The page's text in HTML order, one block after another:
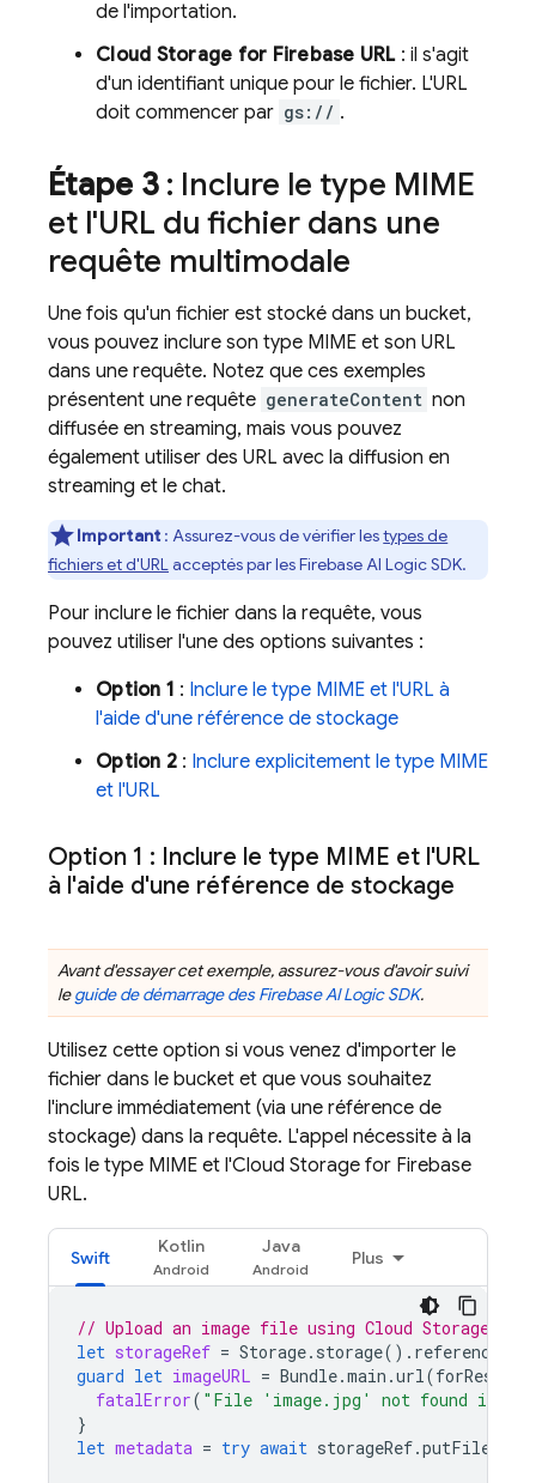
de l'importation.
Cloud Storage for Firebase URL: il s'agit
d'un identifiant unique pour le fichier. L'URL
doit commencer par gs:// .
Étape 3: Inclure le type MIME
et l'URL du fichier dans une
requête multimodale
Une fois qu'un fichier est stocké dans un bucket,
vous pouvez inclure son type MIME et son URL
dans une requête. Notez que ces exemples
présentent une requête generateContent non
diffusée en streaming, mais vous pouvez
également utiliser des URL avec la diffusion en
streaming et le chat.
Important : Assurez-vous de vérifier lestypes de
fichiers et d'URLacceptés par lesFirebase AI LogicSDK.
Pour inclure le fichier dans la requête, vous
pouvez utiliser l'une des options suivantes :
Option 1 : Inclure le type MIME et l'URL à
l'aide d'une référence de stockage
Option 2 : Inclure explicitement le type MIME
et l'URL
Option 1 : Inclure le type MIME et l'URL
à l'aide d'une référence de stockage
Avant d'essayer cet exemple, assurez-vous d'avoir suivi
leguide de démarrage desFirebase AI LogicSDK.
Utilisez cette option si vous venez d'importer le
fichier dans le bucket et que vous souhaitez
l'inclure immédiatement (via une référence de
stockage) dans la requête. L'appel nécessite à la
fois le type MIME et l'Cloud Storage for Firebase
URL.
Swift
Kotlin Java
Plus
// Upload an image file using Cloud Storage for
let storageRef = Storage. storage(). reference
guard let imageURL = Bundle.main .url(
fatalError( "File 'image.jpg' not found in
}
let metadata = try await storageRef.